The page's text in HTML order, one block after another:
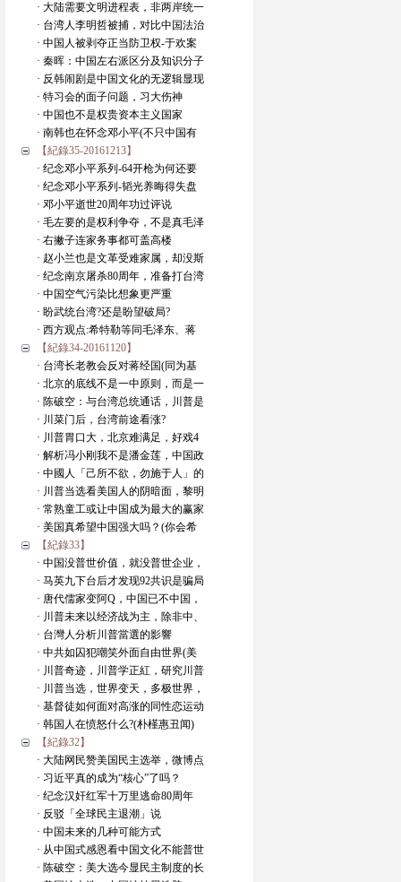
· 大陆需要文明进程表，非两岸统一
· 台湾人李明哲被捕，对比中国法治
· 中国人被剥夺正当防卫权-于欢案
· 秦晖：中国左右派区分及知识分子
· 反韩闹剧是中国文化的无逻辑显现
· 特习会的面子问题，习大伤神
· 中国也不是权贵资本主义国家
· 南韩也在怀念邓小平(不只中国有
【紀錄35-20161213】
· 纪念邓小平系列-64开枪为何还要
· 纪念邓小平系列-韬光养晦得失盘
· 邓小平逝世20周年功过评说
· 毛左要的是权利争夺，不是真毛泽
· 右撇子连家务事都可盖高楼
· 赵小兰也是文革受难家属，却没斯
· 纪念南京屠杀80周年，准备打台湾
· 中国空气污染比想象更严重
· 盼武统台湾?还是盼望破局?
· 西方观点:希特勒等同毛泽东、蒋
【紀錄34-20161120】
· 台湾长老教会反对蒋经国(同为基
· 北京的底线不是一中原则，而是一
· 陈破空：与台湾总统通话，川普是
· 川菜门后，台湾前途看涨?
· 川普胃口大，北京难满足，好戏4
· 解析冯小刚我不是潘金莲，中国政
· 中國人「己所不欲，勿施于人」的
· 川普当选看美国人的阴暗面，黎明
· 常熟童工或让中国成为最大的赢家
· 美国真希望中国强大吗？(你会希
【紀錄33】
· 中国没普世价值，就没普世企业，
· 马英九下台后才发现92共识是骗局
· 唐代儒家变阿Q，中国已不中国，
· 川普未来以经济战为主，除非中、
· 台灣人分析川普當選的影響
· 中共如囚犯嘲笑外面自由世界(美
· 川普奇迹，川普学正紅，研究川普
· 川普当选，世界变天，多极世界，
· 基督徒如何面对高涨的同性恋运动
· 韩国人在愤怒什么?(朴槿惠丑闻)
【紀錄32】
· 大陆网民赞美国民主选举，微博点
· 习近平真的成为“核心”了吗？
· 纪念汉奸红军十万里逃命80周年
· 反驳「全球民主退潮」说
· 中国未来的几种可能方式
· 从中国式感恩看中国文化不能普世
· 陈破空：美大选今显民主制度的长